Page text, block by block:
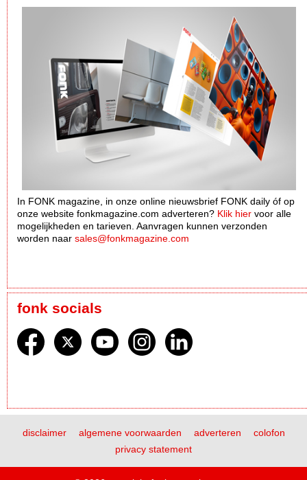
In FONK magazine, in onze online nieuwsbrief FONK daily óf op
onze website fonkmagazine.com adverteren? Klik hier voor alle
mogelijkheden en tarieven. Aanvragen kunnen verzonden
worden naar sales@fonkmagazine.com
fonk socials
disclaimer algemene voorwaarden adverteren
colofon
privacy statement